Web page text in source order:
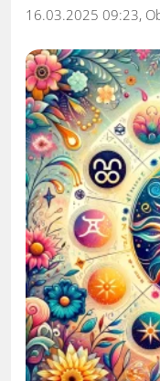
16.03.2025 09:23,